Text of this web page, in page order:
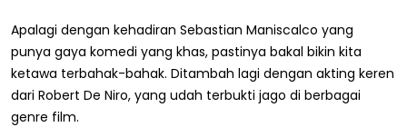
Apalagi dengan kehadiran Sebastian Maniscalco yang
punya gaya komedi yang khas, pastinya bakal bikin kita
ketawa terbahak-bahak. Ditambah lagi dengan akting keren
dari Robert De Niro, yang udah terbukti jago di berbagai
genre film.